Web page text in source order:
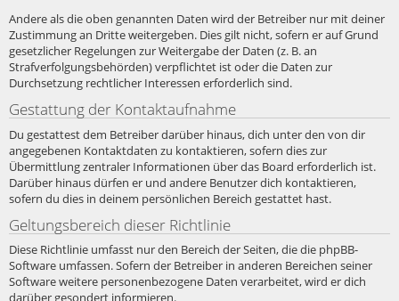
Andere als die oben genannten Daten wird der Betreiber nur mit deiner
Zustimmung an Dritte weitergeben. Dies gilt nicht, sofern er auf Grund
gesetzlicher Regelungen zur Weitergabe der Daten (z. B. an
Strafverfolgungsbehörden) verpflichtet ist oder die Daten zur
Durchsetzung rechtlicher Interessen erforderlich sind.
Gestattung der Kontaktaufnahme
Du gestattest dem Betreiber darüber hinaus, dich unter den von dir
angegebenen Kontaktdaten zu kontaktieren, sofern dies zur
Übermittlung zentraler Informationen über das Board erforderlich ist.
Darüber hinaus dürfen er und andere Benutzer dich kontaktieren,
sofern du dies in deinem persönlichen Bereich gestattet hast.
Geltungsbereich dieser Richtlinie
Diese Richtlinie umfasst nur den Bereich der Seiten, die die phpBB-
Software umfassen. Sofern der Betreiber in anderen Bereichen seiner
Software weitere personenbezogene Daten verarbeitet, wird er dich
darüber gesondert informieren.